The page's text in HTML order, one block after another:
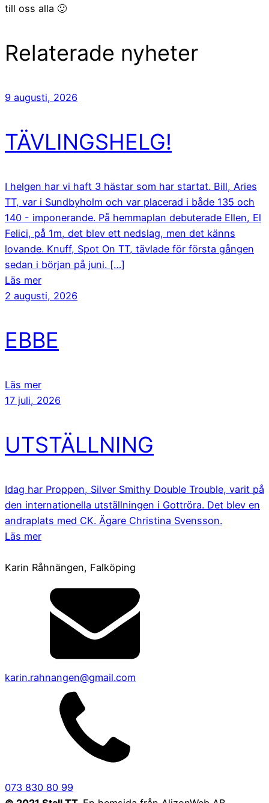
till oss alla 🙂
Relaterade nyheter
9 augusti, 2026
TÄVLINGSHELG!
I helgen har vi haft 3 hästar som har startat. Bill, Aries
TT, var i Sundbyholm och var placerad i både 135 och
140 - imponerande. På hemmaplan debuterade Ellen, El
Felici, på 1m, det blev ett nedslag, men det känns
lovande. Knuff, Spot On TT, tävlade för första gången
sedan i början på juni. […]
Läs mer
2 augusti, 2026
EBBE
Läs mer
17 juli, 2026
UTSTÄLLNING
Idag har Proppen, Silver Smithy Double Trouble, varit på
den internationella utställningen i Gottröra. Det blev en
andraplats med CK. Ägare Christina Svensson.
Läs mer
Karin Råhnängen, Falköping
karin.rahnangen@gmail.com
073 830 80 99